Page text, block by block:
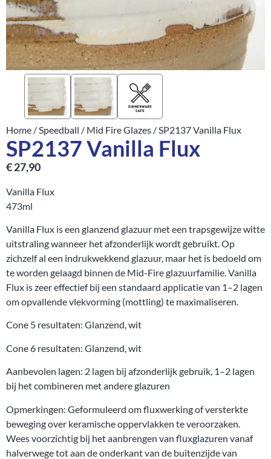
Home /Speedball / Mid Fire Glazes / SP2137 Vanilla Flux
SP2137 Vanilla Flux
€27,90
Vanilla Flux
473ml
Vanilla Flux is een glanzend glazuur met een trapsgewijze witte
uitstraling wanneer het afzonderlijk wordt gebruikt. Op
zichzelf al een indrukwekkend glazuur, maar het is bedoeld om
te worden gelaagd binnen de Mid-Fire glazuurfamilie. Vanilla
Flux is zeer effectief bij een standaard applicatie van 1–2 lagen
om opvallende vlekvorming (mottling) te maximaliseren.
Cone 5 resultaten: Glanzend, wit
Cone 6 resultaten: Glanzend, wit
Aanbevolen lagen: 2 lagen bij afzonderlijk gebruik, 1–2 lagen
bij het combineren met andere glazuren
Opmerkingen: Geformuleerd om fluxwerking of versterkte
beweging over keramische oppervlakken te veroorzaken.
Wees voorzichtig bij het aanbrengen van fluxglazuren vanaf
halverwege tot aan de onderkant van de buitenzijde van